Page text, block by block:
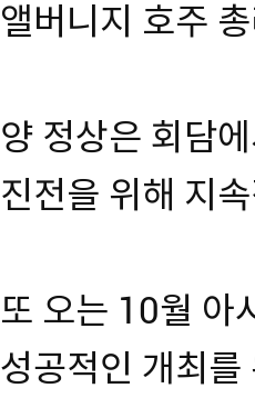
앨버니지 호주
양 정상은 회담
진전을 위해 지
또 오는 10월 아
성공적인 개최